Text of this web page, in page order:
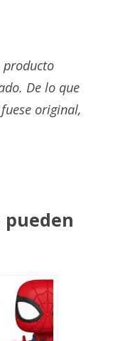
De lo que
original,